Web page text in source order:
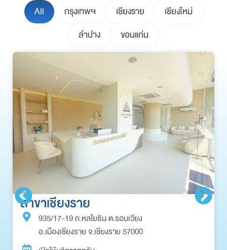
All กรุงเทพฯ เชียงราย
เชียงใหม่
ลำปาง
ขอนแก่น
สาขาเชียงราย
935/17-19 ถ.หลโยธิน ต.รอบเวียง
อ.เมืองเชียงราย จ.เชียงราย 57000